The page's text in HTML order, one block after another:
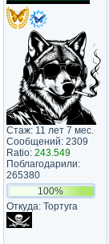
Стаж: 11 лет 7 мес.
Сообщений: 2309
Ratio: 243.549
Поблагодарили:
265380
100%
Откуда: Тортуга